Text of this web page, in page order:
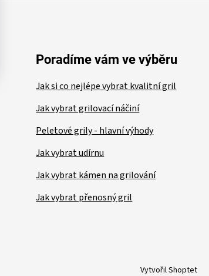
Poradíme vám ve výběru
Jak si co nejlépe vybrat kvalitní gril
Jak vybrat grilovací náčiní
Peletové grily - hlavní výhody
Jak vybrat udírnu
Jak vybrat kámen na grilování
Jak vybrat přenosný gril
Vytvořil Shoptet